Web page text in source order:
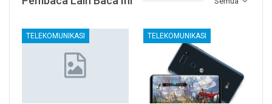
TELEKOMUNIKASI TELEKOMUNIKASI